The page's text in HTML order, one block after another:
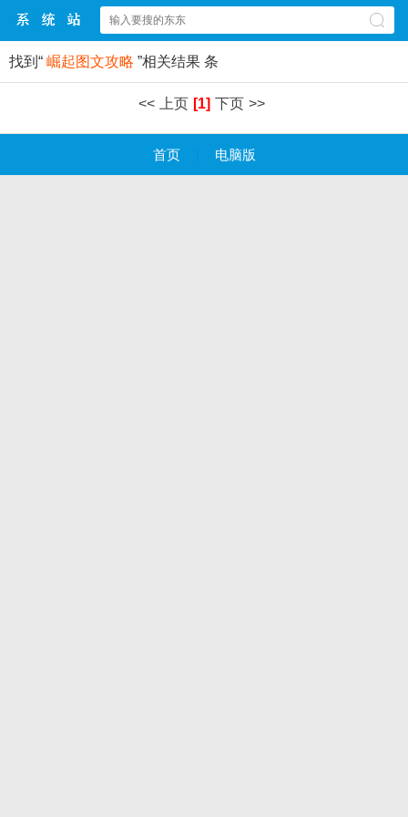
找到“ 崛起图文攻略 ”相关结果 条
<< 上页 [1] 下页 >>
首页 电脑版